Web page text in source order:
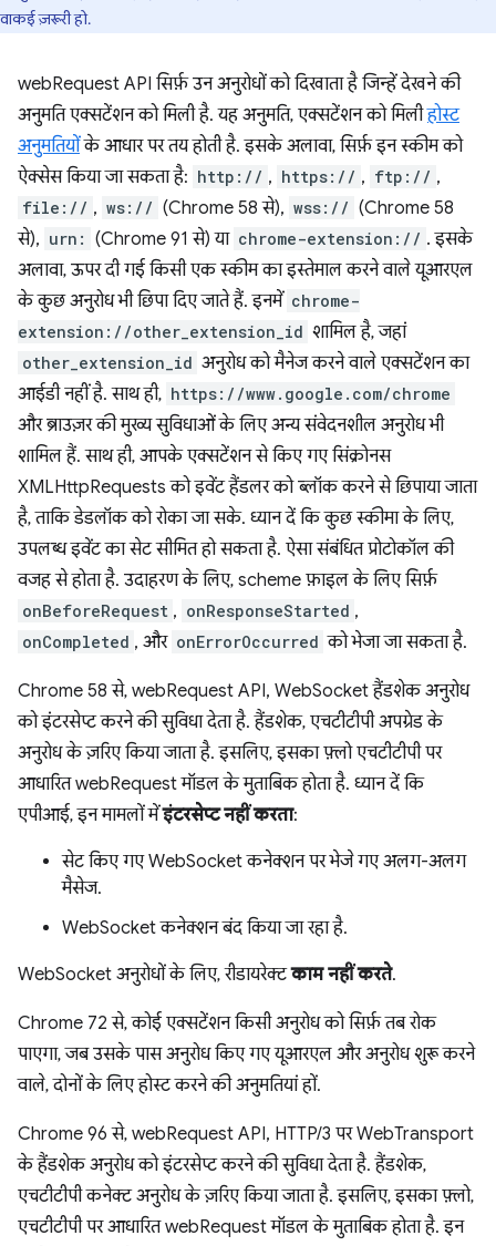
वाकई ज़रूरी हो.
webRequest API सिर्फ़ उन अनुरोधों को दिखाता है जिन्हें देखने की
अनुमति एक्सटेंशन को मिली है. यह अनुमति, एक्सटेंशन को मिलीहोस्ट
अनुमतियोंके आधार पर तय होती है. इसके अलावा, सिर्फ़ इन स्कीम को
ऐक्सेस किया जा सकता है: http:// , https:// , ftp:// ,
file:// , ws:// (Chrome 58 से), wss:// (Chrome 58
से), urn: (Chrome 91 से) या chrome-extension:// . इसके
अलावा, ऊपर दी गई किसी एक स्कीम का इस्तेमाल करने वाले यूआरएल
के कुछ अनुरोध भी छिपा दिए जाते हैं. इनमें chrome-
extension://other_extension_id शामिल है, जहां
other_extension_id अनुरोध को मैनेज करने वाले एक्सटेंशन का
आईडी नहीं है. साथ ही, https://www.google.com/chrome
और ब्राउज़र की मुख्य सुविधाओं के लिए अन्य संवेदनशील अनुरोध भी
शामिल हैं. साथ ही, आपके एक्सटेंशन से किए गए सिंक्रोनस
XMLHttpRequests को इवेंट हैंडलर को ब्लॉक करने से छिपाया जाता
है, ताकि डेडलॉक को रोका जा सके. ध्यान दें कि कुछ स्कीमा के लिए,
उपलब्ध इवेंट का सेट सीमित हो सकता है. ऐसा संबंधित प्रोटोकॉल की
वजह से होता है. उदाहरण के लिए, scheme फ़ाइल के लिए सिर्फ़
onBeforeRequest , onResponseStarted ,
onCompleted , और onErrorOccurred को भेजा जा सकता है.
Chrome 58 से, webRequest API, WebSocket हैंडशेक अनुरोध
को इंटरसेप्ट करने की सुविधा देता है. हैंडशेक, एचटीटीपी अपग्रेड के
अनुरोध के ज़रिए किया जाता है. इसलिए, इसका फ़्लो एचटीटीपी पर
आधारित webRequest मॉडल के मुताबिक होता है. ध्यान दें कि
एपीआई, इन मामलों मेंइंटरसेप्ट नहीं करता:
सेट किए गए WebSocket कनेक्शन पर भेजे गए अलग-अलग
मैसेज.
WebSocket कनेक्शन बंद किया जा रहा है.
WebSocket अनुरोधों के लिए, रीडायरेक्टकाम नहीं करते.
Chrome 72 से, कोई एक्सटेंशन किसी अनुरोध को सिर्फ़ तब रोक
पाएगा, जब उसके पास अनुरोध किए गए यूआरएल और अनुरोध शुरू करने
वाले, दोनों के लिए होस्ट करने की अनुमतियां हों.
Chrome 96 से, webRequest API, HTTP/3 पर WebTransport
के हैंडशेक अनुरोध को इंटरसेप्ट करने की सुविधा देता है. हैंडशेक,
एचटीटीपी कनेक्ट अनुरोध के ज़रिए किया जाता है. इसलिए, इसका फ़्लो,
एचटीटीपी पर आधारित webRequest मॉडल के मुताबिक होता है. इन